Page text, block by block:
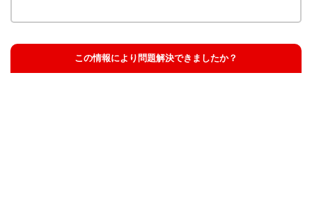
この情報により問題解決できましたか？